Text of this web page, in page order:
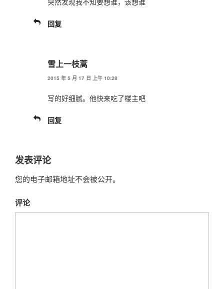
回复
雪上一枝蒿
2015 年 5 月 17 日 上午 10:28
写的好细腻。他快来吃了楼主吧
回复
发表评论
您的电子邮箱地址不会被公开。
评论